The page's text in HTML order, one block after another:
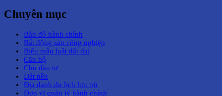
Chuyên mục
Bản đồ hành chính
Bất động sản công nghiệp
Biểu mẫu luật đất đai
Căn hộ
Chủ đầu tư
Đất nền
Địa danh du lịch lưu trú
Đơn vị quản lý hành chính